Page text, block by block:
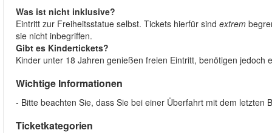
Was ist nicht inklusive?
Eintritt zur Freiheitsstatue selbst. Tickets hierfür sind extrem
sie nicht inbegriffen.
Gibt es Kindertickets?
Kinder unter 18 Jahren genießen freien Eintritt, benötigen jedoch
Wichtige Informationen
- Bitte beachten Sie, dass Sie bei einer Überfahrt mit dem
Ticketkategorien